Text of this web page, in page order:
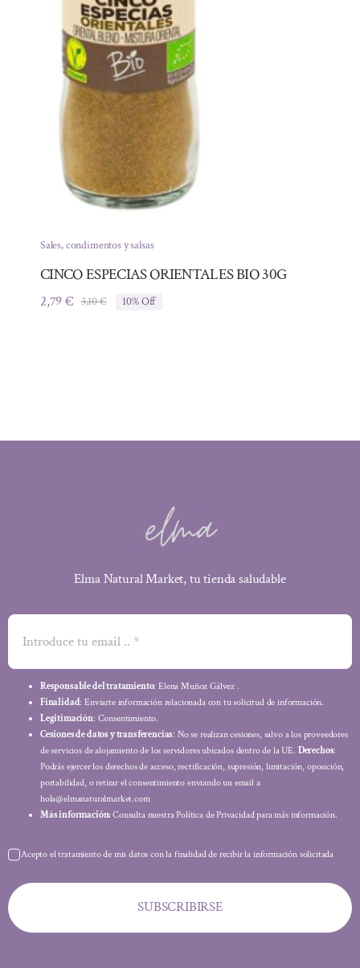
Sales, condimentos y salsas
CINCO ESPECIAS ORIENTALES BIO 30G
3,10€El
2,79€
El
10% Off
Elma Natural Market, tu tienda saludable
Responsable del tratamiento: Elena Muñoz Gálvez .
Finalidad: Enviarte información relacionada con tu solicitud de información.
Legitimación: Consentimiento.
Cesiones de datos y transferencias: No se realizan cesiones, salvo a los proveedores
de servicios de alojamiento de los servidores ubicados dentro de la UE. Derechos:
Podrás ejercer los derechos de acceso, rectificación, supresión, limitación, oposición,
portabilidad, o retirar el consentimiento enviando un email a
hola@elmanaturalmarket.com
Más información: Consulta nuestra Política de Privacidad para más información.
Acepto el tratamiento de mis datos con la finalidad de recibir la información solicitada
SUBSCRIBIRSE